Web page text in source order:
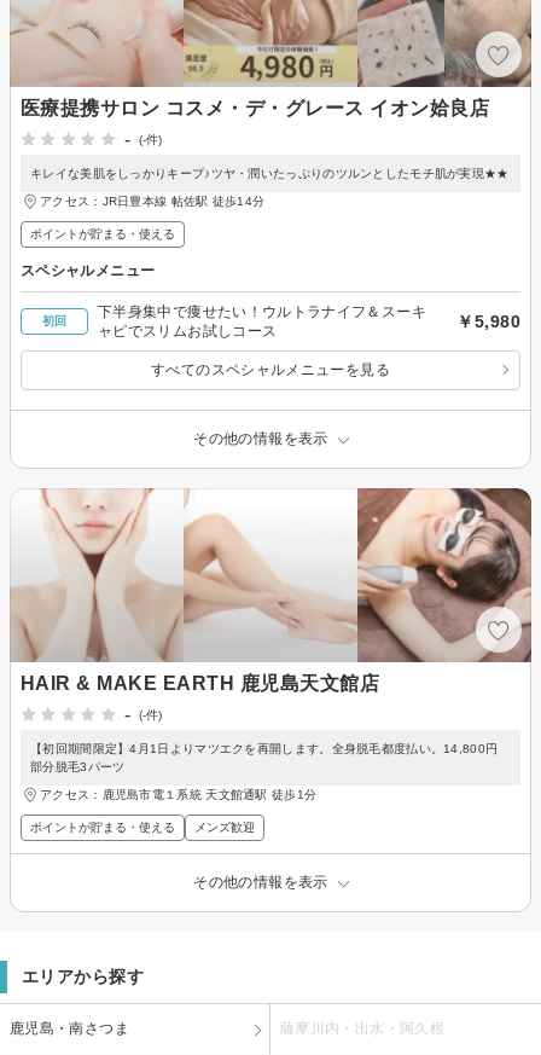
医療提携サロン コスメ・デ・グレース イオン姶良店
-
(-件)
キレイな美肌をしっかりキープ♪ツヤ・潤いたっぷりのツルンとしたモチ肌が実現★★
アクセス：JR日豊本線 帖佐駅 徒歩14分
ポイントが貯まる・使える
スペシャルメニュー
初回
下半身集中で痩せたい！ウルトラナイフ＆スーキ
ャピでスリムお試しコース
￥5,980
すべてのスペシャルメニューを見る
その他の情報を表示
HAIR & MAKE EARTH 鹿児島天文館店
-
(-件)
【初回期間限定】4月1日よりマツエクを再開します。全身脱毛都度払い。14,800円
部分脱毛3パーツ
アクセス：鹿児島市電１系統 天文館通駅 徒歩1分
ポイントが貯まる・使える メンズ歓迎
その他の情報を表示
エリアから探す
鹿児島・南さつま 薩摩川内・出水・阿久根